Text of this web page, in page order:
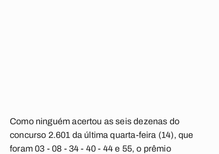
Como ninguém acertou as seis dezenas do
concurso 2.601 da última quarta-feira (14), que
foram 03 - 08 - 34 - 40 - 44 e 55, o prêmio